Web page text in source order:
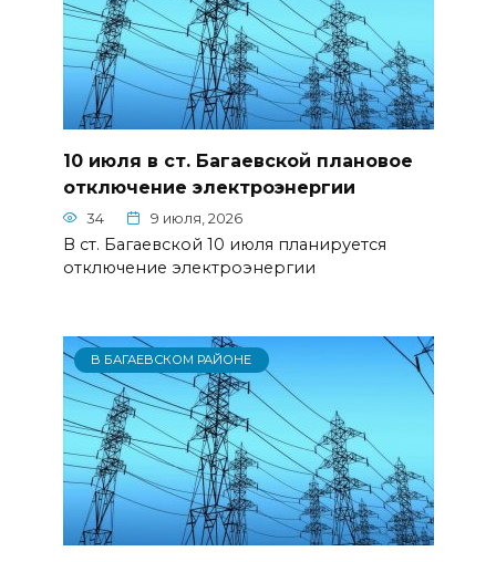
10 июля в ст. Багаевской плановое
отключение электроэнергии
34 9 июля, 2026
В ст. Багаевской 10 июля планируется
отключение электроэнергии
В БАГАЕВСКОМ РАЙОНЕ